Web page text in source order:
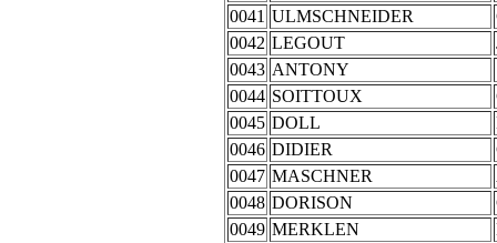
0041 ULMSCHNEIDER
0042 LEGOUT
0043 ANTONY
0044 SOITTOUX
0045 DOLL
0046 DIDIER
0047 MASCHNER
0048 DORISON
0049 MERKLEN